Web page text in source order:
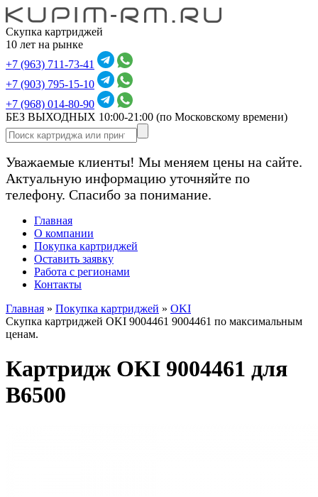
Скупка картриджей
10 лет на рынке
+7 (963) 711-73-41
+7 (903) 795-15-10
+7 (968) 014-80-90
БЕЗ ВЫХОДНЫХ 10:00-21:00 (по Московскому времени)
Уважаемые клиенты! Мы меняем цены на сайте.
Актуальную информацию уточняйте по
телефону. Спасибо за понимание.
Главная
О компании
Покупка картриджей
Оставить заявку
Работа с регионами
Контакты
Главная » Покупка картриджей » OKI
Скупка картриджей OKI 9004461 9004461 по максимальным
ценам.
Картридж OKI 9004461 для
B6500